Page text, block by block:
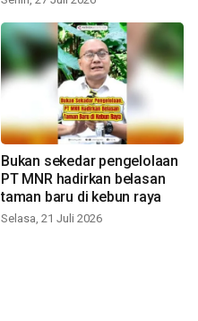
Bukan sekedar pengelolaan
PT MNR hadirkan belasan
taman baru di kebun raya
Selasa, 21 Juli 2026